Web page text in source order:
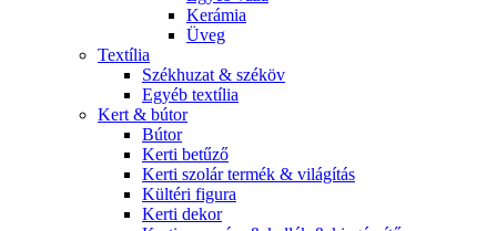
Kerámia
Üveg
Textília
Székhuzat & széköv
Egyéb textília
Kert & bútor
Bútor
Kerti betűző
Kerti szolár termék & világítás
Kültéri figura
Kerti dekor